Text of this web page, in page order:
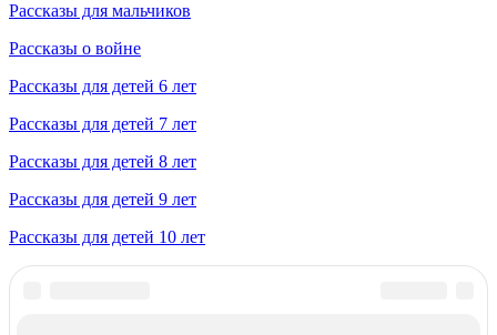
Рассказы для мальчиков
Рассказы о войне
Рассказы для детей 6 лет
Рассказы для детей 7 лет
Рассказы для детей 8 лет
Рассказы для детей 9 лет
Рассказы для детей 10 лет